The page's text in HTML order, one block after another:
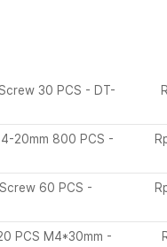
30 PCS - DT-
20mm 800 PCS -
60 PCS -
PCS M4*30mm -